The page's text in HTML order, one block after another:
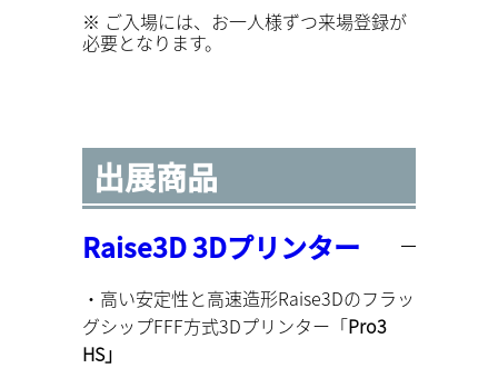
※ ご入場には、お一人様ずつ来場登録が
必要となります。
出展商品
Raise3D 3Dプリンター
・高い安定性と高速造形Raise3Dのフラッ
グシップFFF方式3Dプリンター「Pro3
HS」